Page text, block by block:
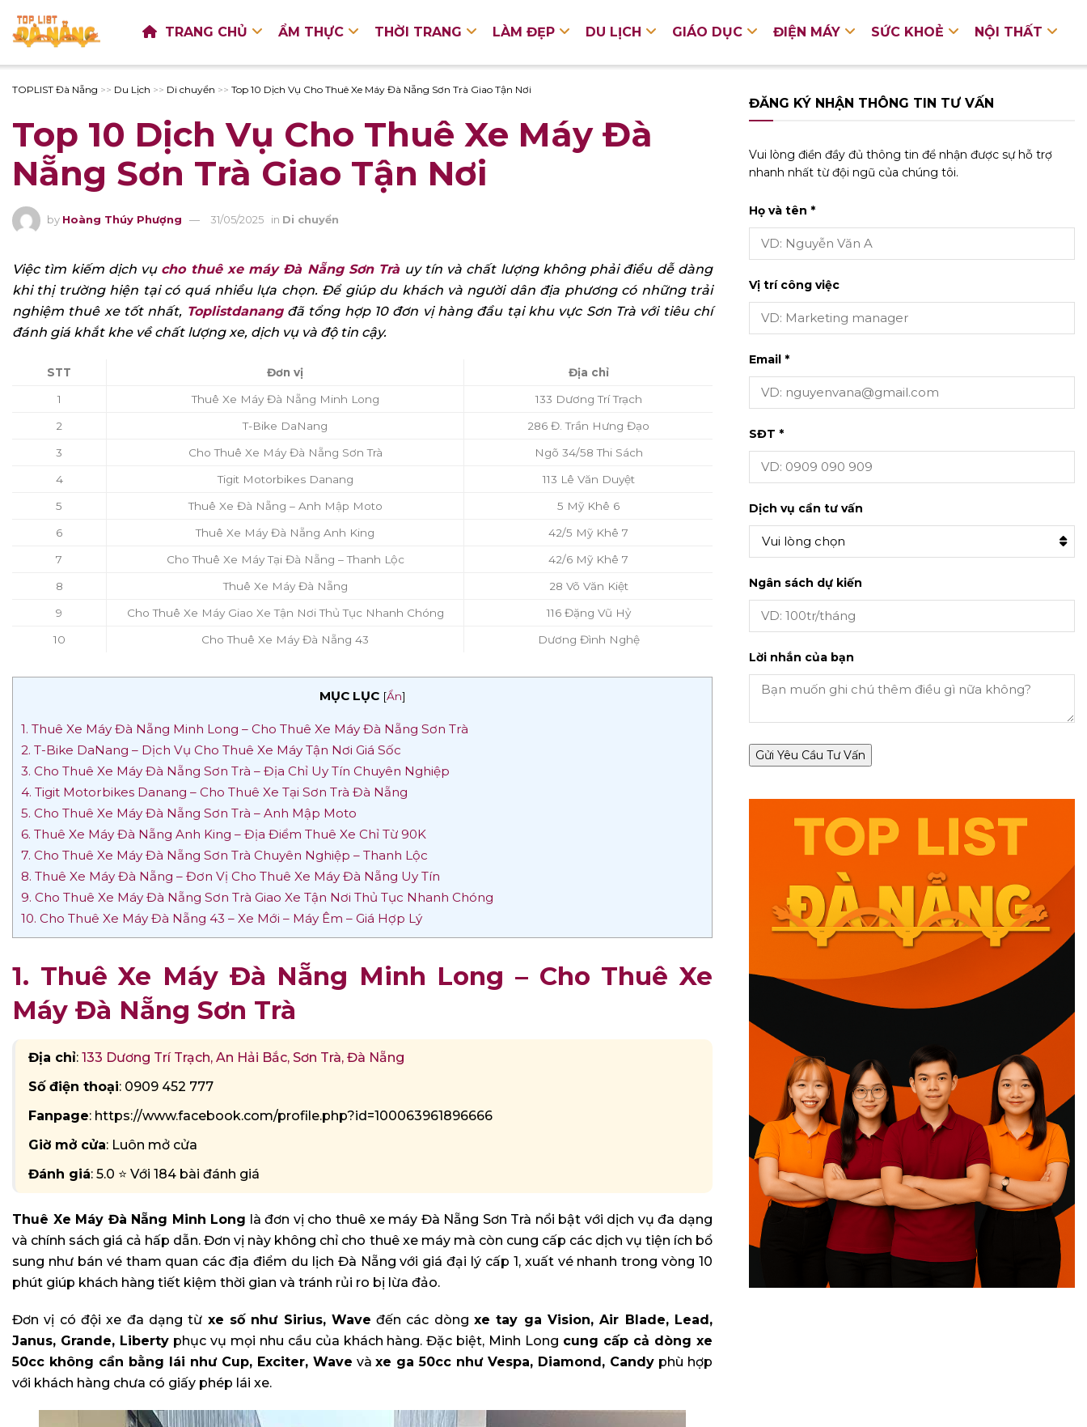
TRANG CHỦ ẨM THỰC THỜI TRANG LÀM ĐẸP DU LỊCH GIÁO DỤC ĐIỆN MÁY SỨC KHOẺ NỘI THẤT
TOPLIST Đà Nẵng >> Du Lịch >> Di chuyển >> Top 10 Dịch Vụ Cho Thuê Xe Máy Đà Nẵng Sơn Trà Giao Tận Nơi
Top 10 Dịch Vụ Cho Thuê Xe Máy Đà
Nẵng Sơn Trà Giao Tận Nơi
by Hoàng Thúy Phượng 31/05/2025 in Di chuyển
Việc tìm kiếm dịch vụ cho thuê xe máy Đà Nẵng Sơn Tràuy tín và chất lượng không phải điều dễ dàng
khi thị trường hiện tại có quá nhiều lựa chọn. Để giúp du khách và người dân địa phương có những trải
nghiệm thuê xe tốt nhất, Toplistdanangđã tổng hợp 10 đơn vị hàng đầu tại khu vực Sơn Trà với tiêu chí
đánh giá khắt khe về chất lượng xe, dịch vụ và độ tin cậy.
STT Đơn vị Địa chỉ
1 Thuê Xe Máy Đà Nẵng Minh Long 133 Dương Trí Trạch
2 T-Bike DaNang 286 Đ. Trần Hưng Đạo
3 Cho Thuê Xe Máy Đà Nẵng Sơn Trà Ngõ 34/58 Thi Sách
4 Tigit Motorbikes Danang 113 Lê Văn Duyệt
5 Thuê Xe Đà Nẵng – Anh Mập Moto 5 Mỹ Khê 6
6 Thuê Xe Máy Đà Nẵng Anh King 42/5 Mỹ Khê 7
7 Cho Thuê Xe Máy Tại Đà Nẵng – Thanh Lộc 42/6 Mỹ Khê 7
8 Thuê Xe Máy Đà Nẵng 28 Võ Văn Kiệt
9 Cho Thuê Xe Máy Giao Xe Tận Nơi Thủ Tục Nhanh Chóng 116 Đặng Vũ Hỷ
10 Cho Thuê Xe Máy Đà Nẵng 43 Dương Đình Nghệ
MỤC LỤC [Ẩn]
1. Thuê Xe Máy Đà Nẵng Minh Long – Cho Thuê Xe Máy Đà Nẵng Sơn Trà
2. T-Bike DaNang – Dịch Vụ Cho Thuê Xe Máy Tận Nơi Giá Sốc
3. Cho Thuê Xe Máy Đà Nẵng Sơn Trà – Địa Chỉ Uy Tín Chuyên Nghiệp
4. Tigit Motorbikes Danang – Cho Thuê Xe Tại Sơn Trà Đà Nẵng
5. Cho Thuê Xe Máy Đà Nẵng Sơn Trà – Anh Mập Moto
6. Thuê Xe Máy Đà Nẵng Anh King – Địa Điểm Thuê Xe Chỉ Từ 90K
7. Cho Thuê Xe Máy Đà Nẵng Sơn Trà Chuyên Nghiệp – Thanh Lộc
8. Thuê Xe Máy Đà Nẵng – Đơn Vị Cho Thuê Xe Máy Đà Nẵng Uy Tín
9. Cho Thuê Xe Máy Đà Nẵng Sơn Trà Giao Xe Tận Nơi Thủ Tục Nhanh Chóng
10. Cho Thuê Xe Máy Đà Nẵng 43 – Xe Mới – Máy Êm – Giá Hợp Lý
1. Thuê Xe Máy Đà Nẵng Minh Long – Cho Thuê Xe
Máy Đà Nẵng Sơn Trà
Địa chỉ: 133 Dương Trí Trạch, An Hải Bắc, Sơn Trà, Đà Nẵng
Số điện thoại: 0909 452 777
Fanpage: https://www.facebook.com/profile.php?id=100063961896666
Giờ mở cửa: Luôn mở cửa
Đánh giá: 5.0 ⭐ Với 184 bài đánh giá
Thuê Xe Máy Đà Nẵng Minh Long là đơn vị cho thuê xe máy Đà Nẵng Sơn Trà nổi bật với dịch vụ đa dạng
và chính sách giá cả hấp dẫn. Đơn vị này không chỉ cho thuê xe máy mà còn cung cấp các dịch vụ tiện ích bổ
sung như bán vé tham quan các địa điểm du lịch Đà Nẵng với giá đại lý cấp 1, xuất vé nhanh trong vòng 10
phút giúp khách hàng tiết kiệm thời gian và tránh rủi ro bị lừa đảo.
Đơn vị có đội xe đa dạng từ xe số như Sirius, Wave đến các dòngxe tay ga Vision, Air Blade, Lead,
Janus, Grande, Libertyphục vụ mọi nhu cầu của khách hàng. Đặc biệt, Minh Long cung cấp cả dòng xe
50cc không cần bằng lái như Cup, Exciter, Wave vàxe ga 50cc như Vespa, Diamond, Candy phù hợp
với khách hàng chưa có giấy phép lái xe.
ĐĂNG KÝ NHẬN THÔNG TIN TƯ VẤN
Vui lòng điền đầy đủ thông tin để nhận được sự hỗ trợ
nhanh nhất từ đội ngũ của chúng tôi.
Họ và tên *
Vị trí công việc
Email *
SĐT *
Dịch vụ cần tư vấn
Vui lòng chọn
Ngân sách dự kiến
Lời nhắn của bạn
Gửi Yêu Cầu Tư Vấn